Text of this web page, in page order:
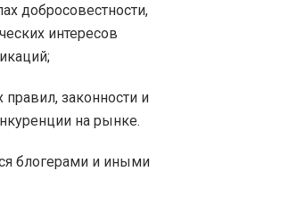
добросовестности,
интересов
законности и
на рынке.
блогерами и иными